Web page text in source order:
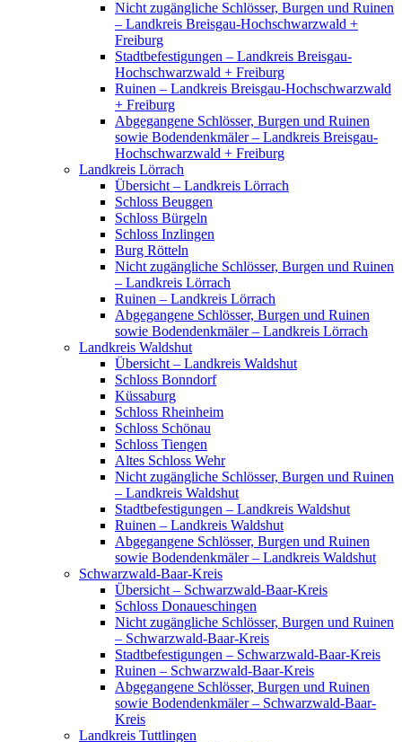
Nicht zugängliche Schlösser, Burgen und Ruinen
– Landkreis Breisgau-Hochschwarzwald +
Freiburg
Stadtbefestigungen – Landkreis Breisgau-
Hochschwarzwald + Freiburg
Ruinen – Landkreis Breisgau-Hochschwarzwald
+ Freiburg
Abgegangene Schlösser, Burgen und Ruinen
sowie Bodendenkmäler – Landkreis Breisgau-
Hochschwarzwald + Freiburg
Landkreis Lörrach
Übersicht – Landkreis Lörrach
Schloss Beuggen
Schloss Bürgeln
Schloss Inzlingen
Burg Rötteln
Nicht zugängliche Schlösser, Burgen und Ruinen
– Landkreis Lörrach
Ruinen – Landkreis Lörrach
Abgegangene Schlösser, Burgen und Ruinen
sowie Bodendenkmäler – Landkreis Lörrach
Landkreis Waldshut
Übersicht – Landkreis Waldshut
Schloss Bonndorf
Küssaburg
Schloss Rheinheim
Schloss Schönau
Schloss Tiengen
Altes Schloss Wehr
Nicht zugängliche Schlösser, Burgen und Ruinen
– Landkreis Waldshut
Stadtbefestigungen – Landkreis Waldshut
Ruinen – Landkreis Waldshut
Abgegangene Schlösser, Burgen und Ruinen
sowie Bodendenkmäler – Landkreis Waldshut
Schwarzwald-Baar-Kreis
Übersicht – Schwarzwald-Baar-Kreis
Schloss Donaueschingen
Nicht zugängliche Schlösser, Burgen und Ruinen
– Schwarzwald-Baar-Kreis
Stadtbefestigungen – Schwarzwald-Baar-Kreis
Ruinen – Schwarzwald-Baar-Kreis
Abgegangene Schlösser, Burgen und Ruinen
sowie Bodendenkmäler – Schwarzwald-Baar-
Kreis
Landkreis Tuttlingen